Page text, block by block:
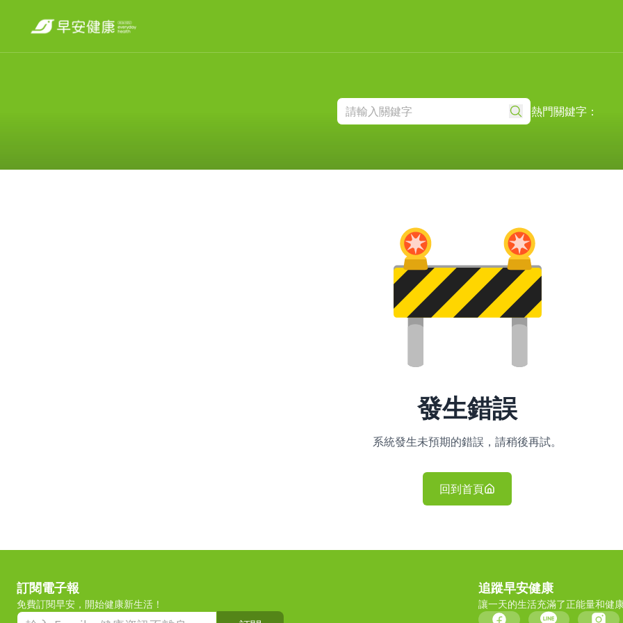
熱門關鍵字：
發生錯誤
系統發生未預期的錯誤，請稍後再試。
回到首頁
訂閱電子報
免費訂閱早安，開始健康新生活！
追蹤早安健康
讓一天的生活充滿了正能量和健